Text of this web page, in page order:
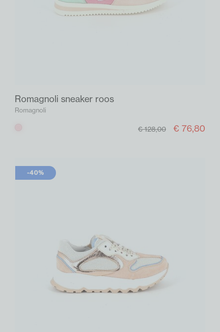
Romagnoli sneaker roos
Romagnoli
€ 128,00 € 76,80
-40%